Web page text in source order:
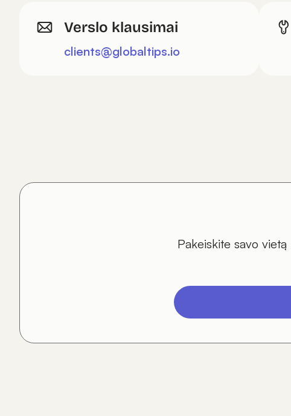
Verslo klausimai
clients@globaltips.io
Pakeiskite savo